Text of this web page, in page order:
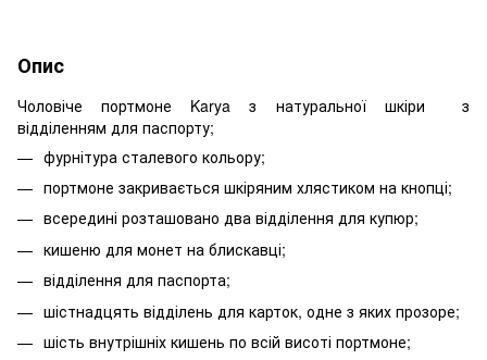
Опис
Чоловіче портмоне Karya з натуральної шкіри з
відділенням для паспорту;
фурнітура сталевого кольору;
портмоне закривається шкіряним хлястиком на кнопці;
всередині розташовано два відділення для купюр;
кишеню для монет на блискавці;
відділення для паспорта;
шістнадцять відділень для карток, одне з яких прозоре;
шість внутрішніх кишень по всій висоті портмоне;